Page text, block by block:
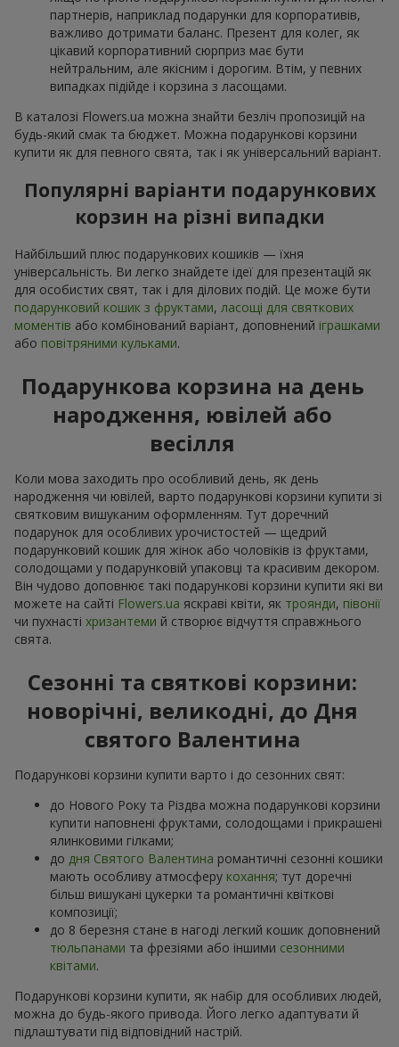
партнерів, наприклад подарунки для корпоративів,
важливо дотримати баланс. Презент для колег, як
цікавий корпоративний сюрприз має бути
нейтральним, але якісним і дорогим. Втім, у певних
випадках підійде і корзина з ласощами.
В каталозі Flowers.ua можна знайти безліч пропозицій на
будь-який смак та бюджет. Можна подарункові корзини
купити як для певного свята, так і як універсальний варіант.
Популярні варіанти подарункових
корзин на різні випадки
Найбільший плюс подарункових кошиків — їхня
універсальність. Ви легко знайдете ідеї для презентацій як
для особистих свят, так і для ділових подій. Це може бути
подарунковий кошик з фруктами, ласощі для святкових
моментів або комбінований варіант, доповнений іграшками
або повітряними кульками.
Подарункова корзина на день
народження, ювілей або
весілля
Коли мова заходить про особливий день, як день
народження чи ювілей, варто подарункові корзини купити зі
святковим вишуканим оформленням. Тут доречний
подарунок для особливих урочистостей — щедрий
подарунковий кошик для жінок або чоловіків із фруктами,
солодощами у подарунковій упаковці та красивим декором.
Він чудово доповнює такі подарункові корзини купити які ви
можете на сайті Flowers.ua яскраві квіти, як троянди, півонії
чи пухнасті хризантеми й створює відчуття справжнього
свята.
Сезонні та святкові корзини:
новорічні, великодні, до Дня
святого Валентина
Подарункові корзини купити варто і до сезонних свят:
до Нового Року та Різдва можна подарункові корзини
купити наповнені фруктами, солодощами і прикрашені
ялинковими гілками;
до дня Святого Валентина романтичні сезонні кошики
мають особливу атмосферу кохання; тут доречні
більш вишукані цукерки та романтичні квіткові
композиції;
до 8 березня стане в нагоді легкий кошик доповнений
тюльпанами та фрезіями або іншими сезонними
квітами.
Подарункові корзини купити, як набір для особливих людей,
можна до будь-якого привода. Його легко адаптувати й
підлаштувати під відповідний настрій.